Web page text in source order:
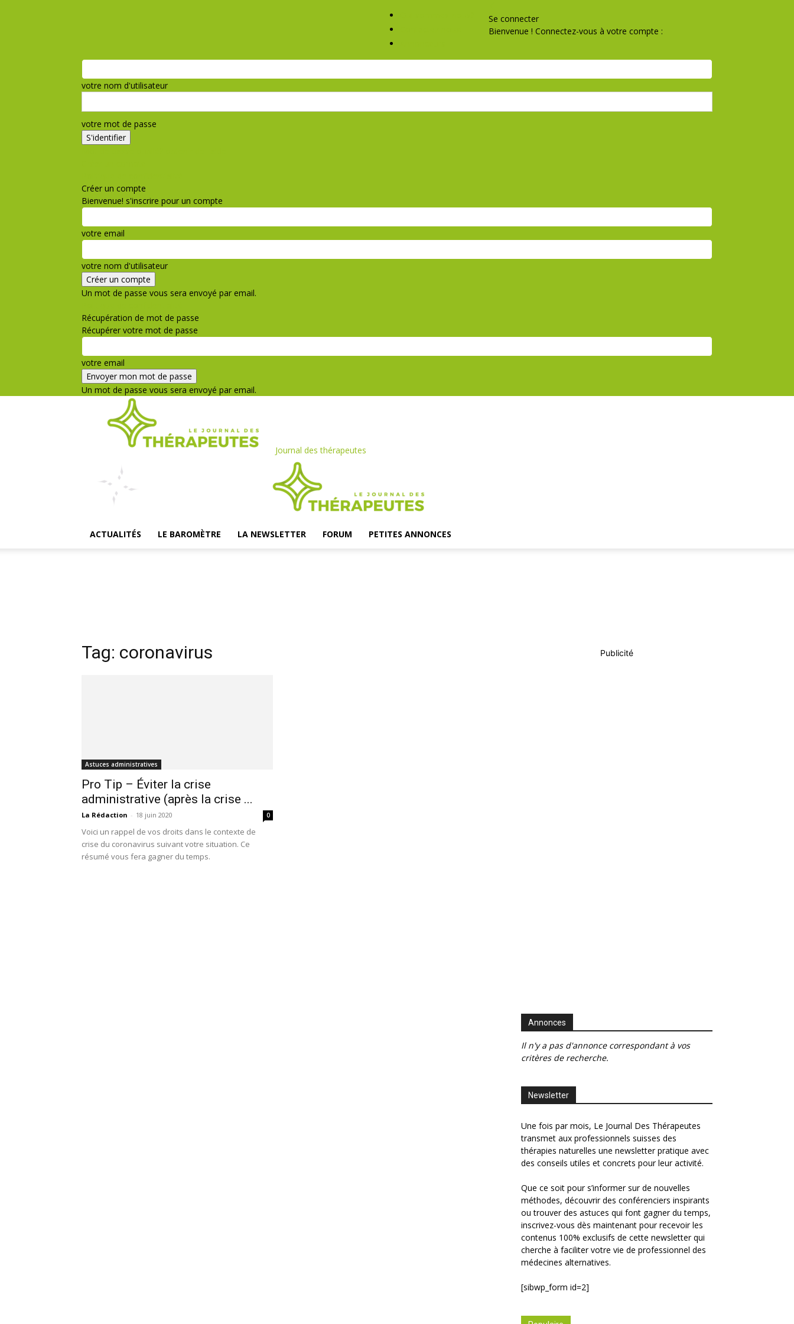
Se connecter
Bienvenue ! Connectez-vous à votre compte :
votre nom d'utilisateur
votre mot de passe
Créer un compte
Bienvenue! s'inscrire pour un compte
votre email
votre nom d'utilisateur
Un mot de passe vous sera envoyé par email.
Récupération de mot de passe
Récupérer votre mot de passe
votre email
Un mot de passe vous sera envoyé par email.
Journal des thérapeutes
ACTUALITÉS LE BAROMÈTRE LA NEWSLETTER FORUM PETITES ANNONCES
Tag: coronavirus
Astuces administratives
Pro Tip – Éviter la crise
administrative (après la crise ...
La Rédaction - 18 juin 2020 0
Voici un rappel de vos droits dans le contexte de
crise du coronavirus suivant votre situation. Ce
résumé vous fera gagner du temps.
Publicité
Annonces
Il n'y a pas d'annonce correspondant à vos
critères de recherche.
Newsletter
Une fois par mois, Le Journal Des Thérapeutes
transmet aux professionnels suisses des
thérapies naturelles une newsletter pratique avec
des conseils utiles et concrets pour leur activité.
Que ce soit pour s’informer sur de nouvelles
méthodes, découvrir des conférenciers inspirants
ou trouver des astuces qui font gagner du temps,
inscrivez-vous dès maintenant pour recevoir les
contenus 100% exclusifs de cette newsletter qui
cherche à faciliter votre vie de professionnel des
médecines alternatives.
[sibwp_form id=2]